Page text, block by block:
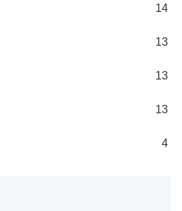
14
13
13
13
4